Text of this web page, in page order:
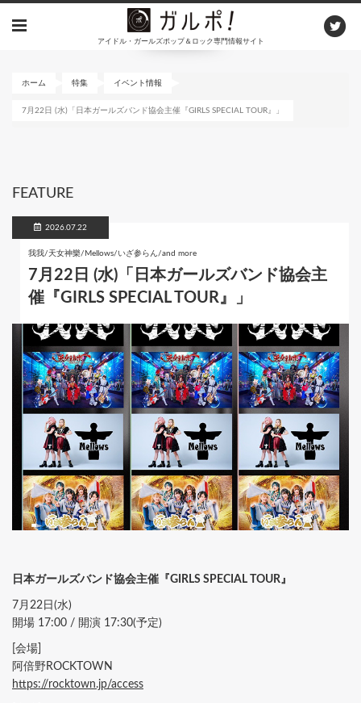
アイドル・ガールズポップ＆ロック専門情報サイト
ホーム 特集 イベント情報
7月22日 (水)「日本ガールズバンド協会主催『GIRLS SPECIAL TOUR』」
FEATURE
2026.07.22
我我/天女神樂/Mellows/いざ参らん/and more
7月22日 (水)「日本ガールズバンド協会主
催『GIRLS SPECIAL TOUR』」
日本ガールズバンド協会主催『GIRLS SPECIAL TOUR』
7月22日(水)
開場 17:00 / 開演 17:30(予定)
[会場]
阿倍野ROCKTOWN
https://rocktown.jp/access